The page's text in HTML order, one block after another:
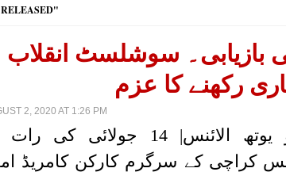
بازیابی۔ سوشلسٹ انقلاب
رکھنے کا عزم
2, 2020 AT 1:26 PM
|رپورٹ: پروگریسو یوتھ الائنس| 14 جولائی کی
کراچی کے سرگرم کارکن کامریڈ